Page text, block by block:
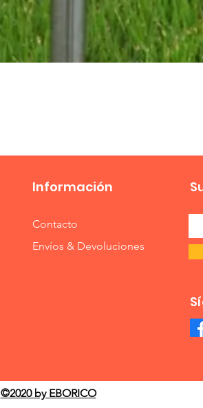
Información
Contacto
Envíos & Devoluciones
©2020 by EBORICO